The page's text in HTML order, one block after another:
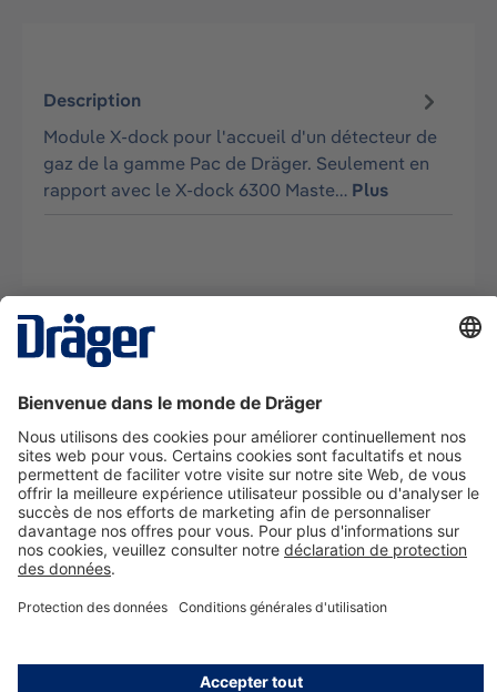
Description
Module X-dock pour l'accueil d'un détecteur de
gaz de la gamme Pac de Dräger. Seulement en
rapport avec le X-dock 6300 Maste… Plus
La technologie
Nous contacter
A propos de Dräger
Informations